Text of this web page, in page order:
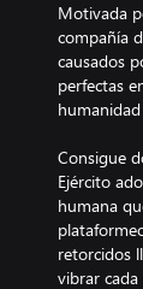
Motivada
compañía
causados
perfectas
Consigue
Ejército
humana
retorcidos
vibrar